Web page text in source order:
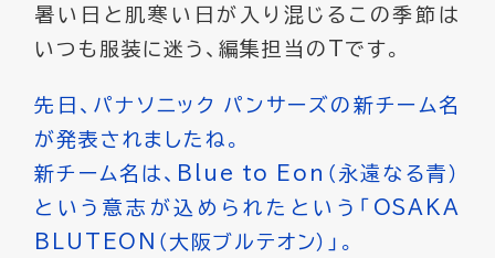
暑い日と肌寒い日が入り混じるこの季節は
いつも服装に迷う、編集担当のTです。
先日、パナソニック パンサーズの新チーム名
が発表されましたね。
新チーム名は、Blue to Eon（永遠なる青）
という意志が込められたという「OSAKA
BLUTEON（大阪ブルテオン）」。